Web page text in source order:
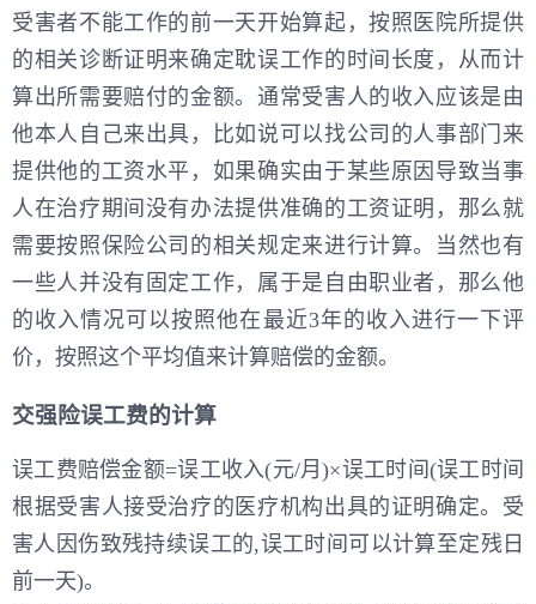
受害者不能工作的前一天开始算起，按照医院所提供
的相关诊断证明来确定耽误工作的时间长度，从而计
算出所需要赔付的金额。通常受害人的收入应该是由
他本人自己来出具，比如说可以找公司的人事部门来
提供他的工资水平，如果确实由于某些原因导致当事
人在治疗期间没有办法提供准确的工资证明，那么就
需要按照保险公司的相关规定来进行计算。当然也有
一些人并没有固定工作，属于是自由职业者，那么他
的收入情况可以按照他在最近3年的收入进行一下评
价，按照这个平均值来计算赔偿的金额。
交强险误工费的计算
误工费赔偿金额=误工收入(元/月)×误工时间(误工时间
根据受害人接受治疗的医疗机构出具的证明确定。受
害人因伤致残持续误工的,误工时间可以计算至定残日
前一天)。